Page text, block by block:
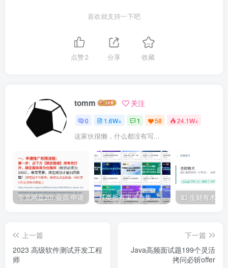
喜欢就支持一下吧
点赞2 分享 收藏
tomm 关注
0 1.6W+ 1 58 24.1W+
这家伙很懒，什么都没有写...
夸克网盘20t 会员 申请 IT类所有渠道合集 持续日更，目前近四千多条资源 年费用户微信私信获取权限
上一篇
2023 高级软件测试开发工程
师
下一篇
Java高频面试题199个灵活
拷问必斩offer